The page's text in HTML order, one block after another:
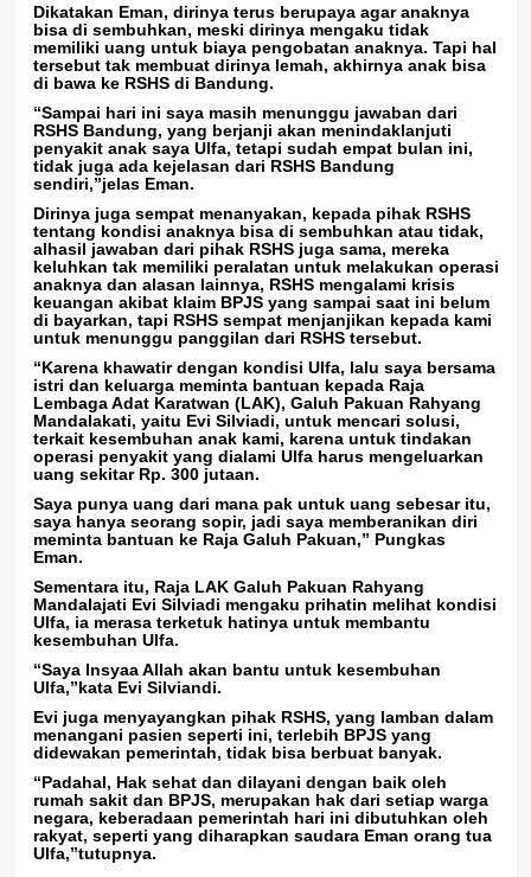
Dikatakan Eman, dirinya terus berupaya agar anaknya
bisa di sembuhkan, meski dirinya mengaku tidak
memiliki uang untuk biaya pengobatan anaknya. Tapi hal
tersebut tak membuat dirinya lemah, akhirnya anak bisa
di bawa ke RSHS di Bandung.
“Sampai hari ini saya masih menunggu jawaban dari
RSHS Bandung, yang berjanji akan menindaklanjuti
penyakit anak saya Ulfa, tetapi sudah empat bulan ini,
tidak juga ada kejelasan dari RSHS Bandung
sendiri,”jelas Eman.
Dirinya juga sempat menanyakan, kepada pihak RSHS
tentang kondisi anaknya bisa di sembuhkan atau tidak,
alhasil jawaban dari pihak RSHS juga sama, mereka
keluhkan tak memiliki peralatan untuk melakukan operasi
anaknya dan alasan lainnya, RSHS mengalami krisis
keuangan akibat klaim BPJS yang sampai saat ini belum
di bayarkan, tapi RSHS sempat menjanjikan kepada kami
untuk menunggu panggilan dari RSHS tersebut.
“Karena khawatir dengan kondisi Ulfa, lalu saya bersama
istri dan keluarga meminta bantuan kepada Raja
Lembaga Adat Karatwan (LAK), Galuh Pakuan Rahyang
Mandalakati, yaitu Evi Silviadi, untuk mencari solusi,
terkait kesembuhan anak kami, karena untuk tindakan
operasi penyakit yang dialami Ulfa harus mengeluarkan
uang sekitar Rp. 300 jutaan.
Saya punya uang dari mana pak untuk uang sebesar itu,
saya hanya seorang sopir, jadi saya memberanikan diri
meminta bantuan ke Raja Galuh Pakuan,” Pungkas
Eman.
Sementara itu, Raja LAK Galuh Pakuan Rahyang
Mandalajati Evi Silviadi mengaku prihatin melihat kondisi
Ulfa, ia merasa terketuk hatinya untuk membantu
kesembuhan Ulfa.
“Saya Insyaa Allah akan bantu untuk kesembuhan
Ulfa,”kata Evi Silviandi.
Evi juga menyayangkan pihak RSHS, yang lamban dalam
menangani pasien seperti ini, terlebih BPJS yang
didewakan pemerintah, tidak bisa berbuat banyak.
“Padahal, Hak sehat dan dilayani dengan baik oleh
rumah sakit dan BPJS, merupakan hak dari setiap warga
negara, keberadaan pemerintah hari ini dibutuhkan oleh
rakyat, seperti yang diharapkan saudara Eman orang tua
Ulfa,”tutupnya.